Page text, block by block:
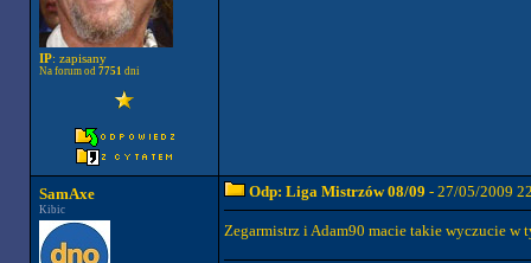
IP: zapisany
Na forum od 7751 dni
SamAxe
Kibic
Odp: Liga Mistrzów 08/09 - 27/05/2009
Zegarmistrz i Adam90 macie takie wyczucie